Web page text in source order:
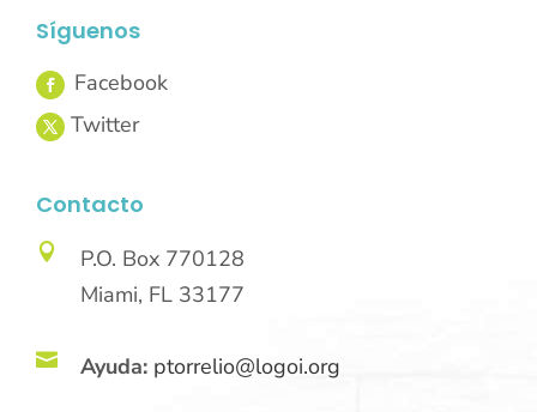
Síguenos
Contacto

P.O. Box 770128
Miami, FL 33177
 Ayuda: ptorrelio@logoi.org